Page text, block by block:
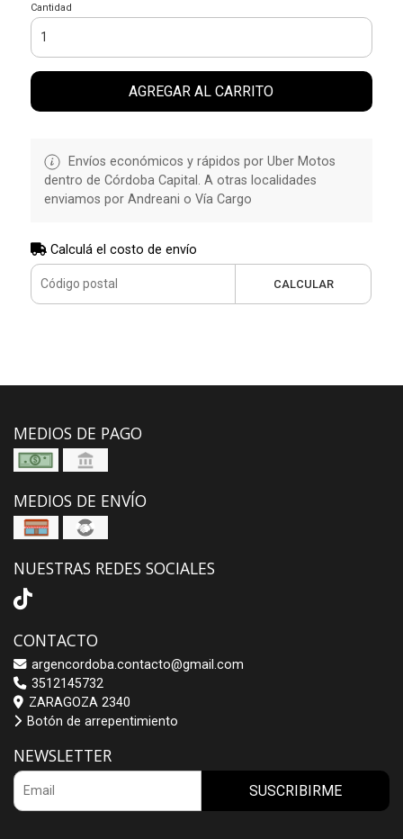
Cantidad
AGREGAR AL CARRITO
Envíos económicos y rápidos por Uber Motos
dentro de Córdoba Capital. A otras localidades
enviamos por Andreani o Vía Cargo
Calculá el costo de envío
CALCULAR
MEDIOS DE PAGO
MEDIOS DE ENVÍO
NUESTRAS REDES SOCIALES
CONTACTO
argencordoba.contacto@gmail.com
3512145732
ZARAGOZA 2340
Botón de arrepentimiento
NEWSLETTER
SUSCRIBIRME